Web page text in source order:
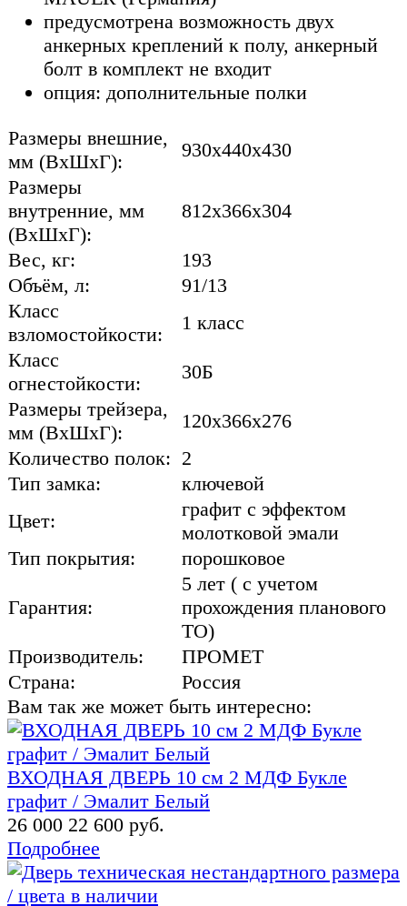
предусмотрена возможность двух
анкерных креплений к полу, анкерный
болт в комплект не входит
опция: дополнительные полки
Размеры внешние,
мм (ВхШхГ):
930x440x430
Размеры
внутренние, мм
(ВхШхГ):
812x366x304
Вес, кг:
193
Объём, л:
91/13
Класс
взломостойкости:
1 класс
Класс
огнестойкости:
30Б
Размеры трейзера,
мм (ВхШхГ):
120х366х276
Количество полок: 2
Тип замка:
ключевой
Цвет:
графит с эффектом
молотковой эмали
Тип покрытия:
порошковое
Гарантия:
5 лет ( с учетом
прохождения планового
ТО)
Производитель:
ПРОМЕТ
Страна:
Россия
Вам так же может быть интересно:
ВХОДНАЯ ДВЕРЬ 10 см 2 МДФ Букле
графит / Эмалит Белый
26 000 22 600 руб.
Подробнее